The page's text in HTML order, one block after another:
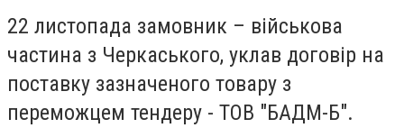
22 листопада замовник – військова
частина з Черкаського, уклав договір на
поставку зазначеного товару з
переможцем тендеру - ТОВ "БАДМ-Б".